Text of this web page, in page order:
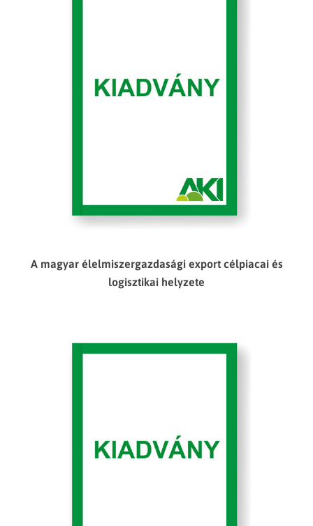
A magyar élelmiszergazdasági export célpiacai és
logisztikai helyzete